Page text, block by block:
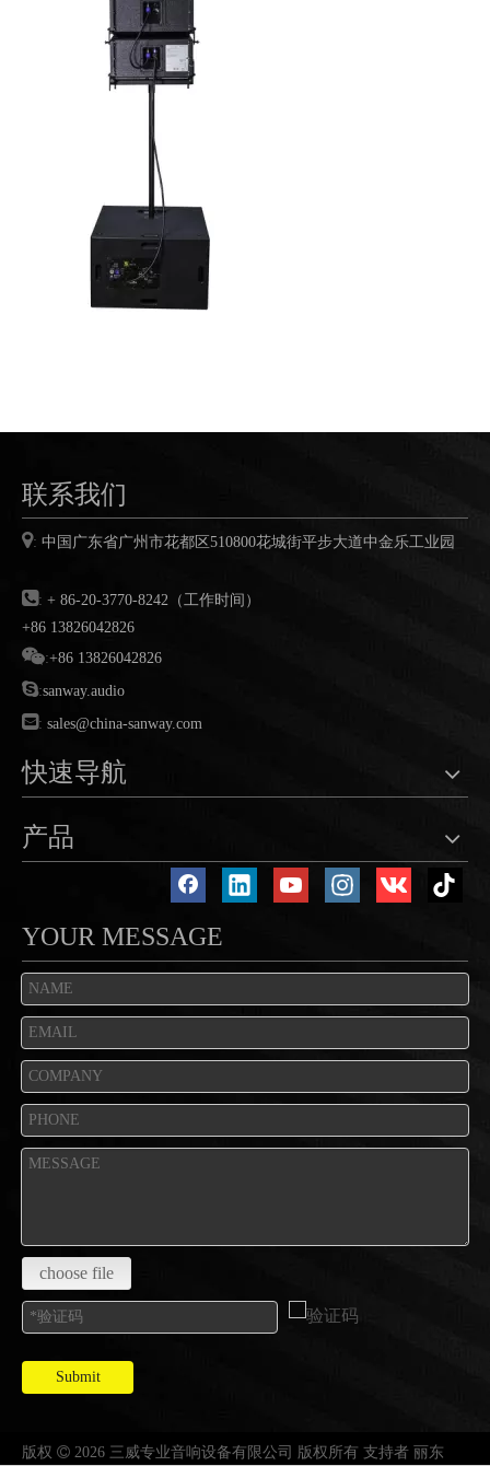
联系我们
: 中国广东省广州市花都区510800花城街平步大道中金乐工业园
: + 86-20-3770-8242（工作时间）
+86 13826042826
:+86 13826042826
:sanway.audio
: sales@china-sanway.com
快速导航
产品
YOUR MESSAGE
choose file
Submit
版权  2026 三威专业音响设备有限公司 版权所有 支持者 丽东